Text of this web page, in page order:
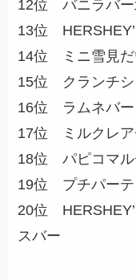
12位 バニラバー
13位
14位 ミニ雪見だ
15位 クランチシ
16位 ラムネバー
17位 ミルクレア
18位 パピコマル
19位 プチパーテ
20位
スバー